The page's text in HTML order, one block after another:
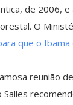
de 2006,
O
que o
reunião